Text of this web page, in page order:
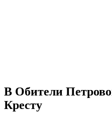
В Обители
Кресту